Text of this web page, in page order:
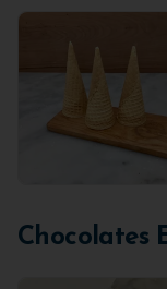
Chocolates